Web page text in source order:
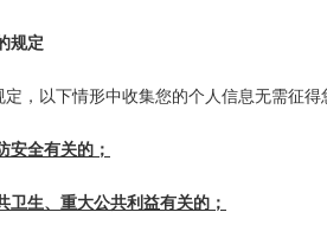
规定
，以下情形中收集您的个人信息无需征得您
安全有关的；
卫生、重大公共利益有关的；